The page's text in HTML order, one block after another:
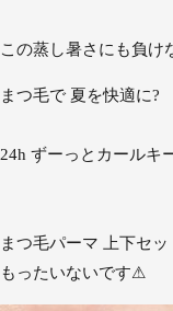
この蒸し暑さにも負け
まつ毛で 夏を快適に?
24h ずーっとカールキ
まつ毛パーマ 上下セッ
もったいないです⚠︎